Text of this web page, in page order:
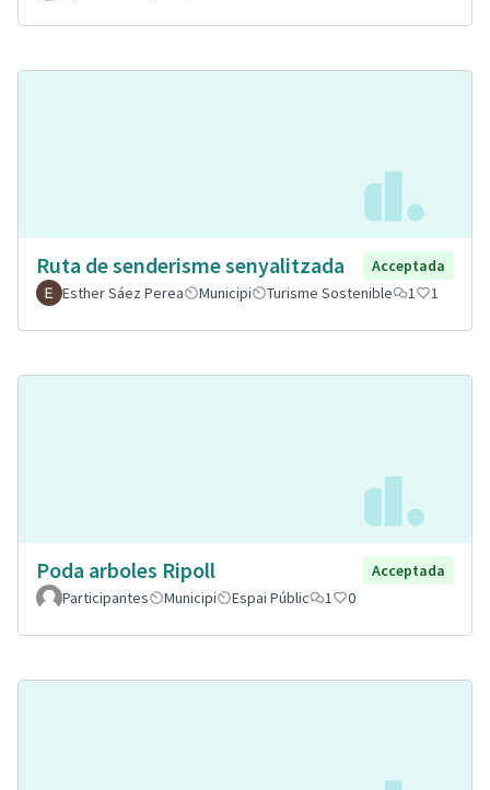
Ruta de senderisme senyalitzada
Acceptada
Esther Sáez Perea
Municipi Turisme Sostenible 1 1
Poda arboles Ripoll
Acceptada
Participantes
Municipi Espai Públic 1 0